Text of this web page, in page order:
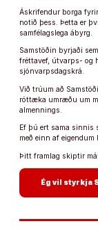
Áskrifendur borga
notið þess. Þetta er
samfélagslega ábyrg.
Samstöðin byrjaði
fréttavef, útvarps- og
sjónvarpsdagskrá.
Við trúum að
róttæka umræðu um
almennings.
Ef þú ert sama sinnis
með einn af eigendum
Þitt framlag skiptir
Ég vil styrkja